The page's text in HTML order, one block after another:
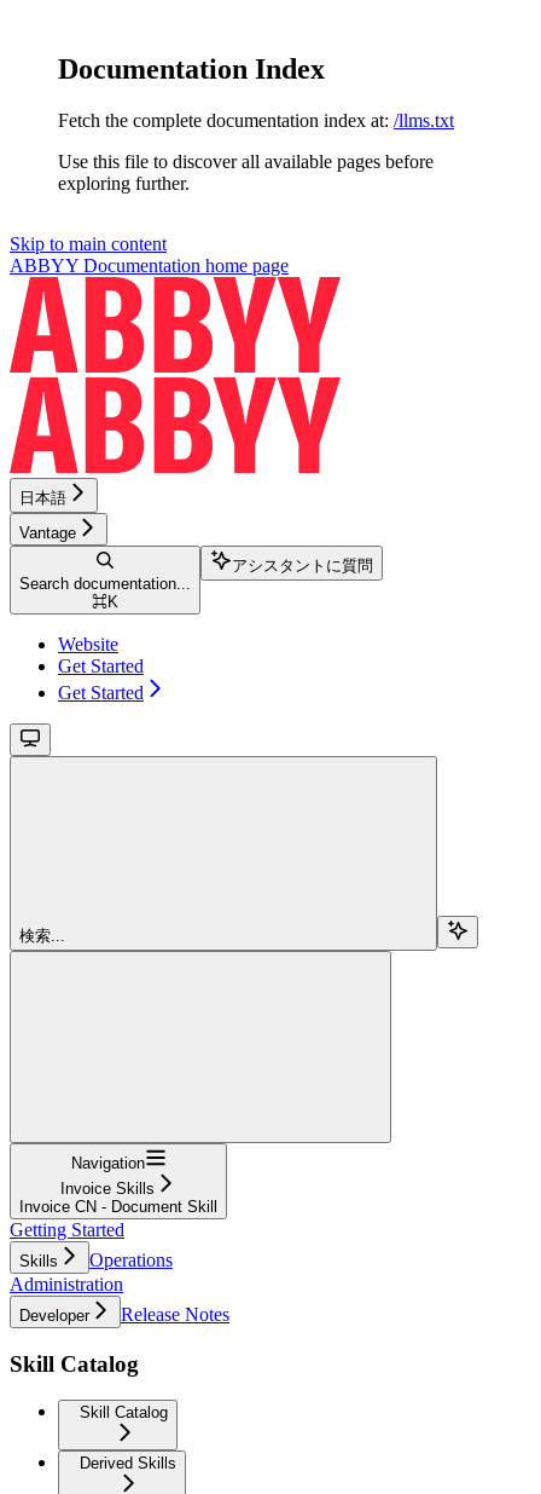
Documentation Index
Fetch the complete documentation index at: /llms.txt
Use this file to discover all available pages before
exploring further.
Skip to main content
ABBYY Documentation home page
日本語
Vantage
Search documentation...
⌘K
アシスタントに質問
Website
Get Started
Get Started
検索...
Navigation
Invoice Skills
Invoice CN - Document Skill
Getting Started
Skills
Operations
Administration
Developer Release Notes
Skill Catalog
Skill Catalog
Derived Skills